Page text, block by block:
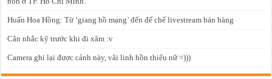
Huấn Hoa Hồng: Từ ‘giang hồ mạng’ đến đế chế livestream bán hàng
Cân nhắc kỹ trước khi đi xăm :v
Camera ghi lại được cảnh này, vãi linh hồn thiếu nữ =)))